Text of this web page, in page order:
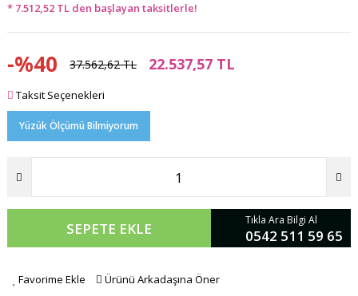
* 7.512,52 TL den başlayan taksitlerle!
-%40 37.562,62 TL 22.537,57 TL
Taksit Seçenekleri
Yüzük Ölçümü Bilmiyorum
SEPETE EKLE Tıkla Ara Bilgi Al
0542 511 59 65
Favorime Ekle Ürünü Arkadaşına Öner